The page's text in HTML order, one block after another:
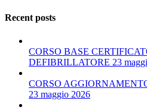
Recent posts
CORSO BASE
DEFIBRILLATORE 23
CORSO
23 maggio 2026